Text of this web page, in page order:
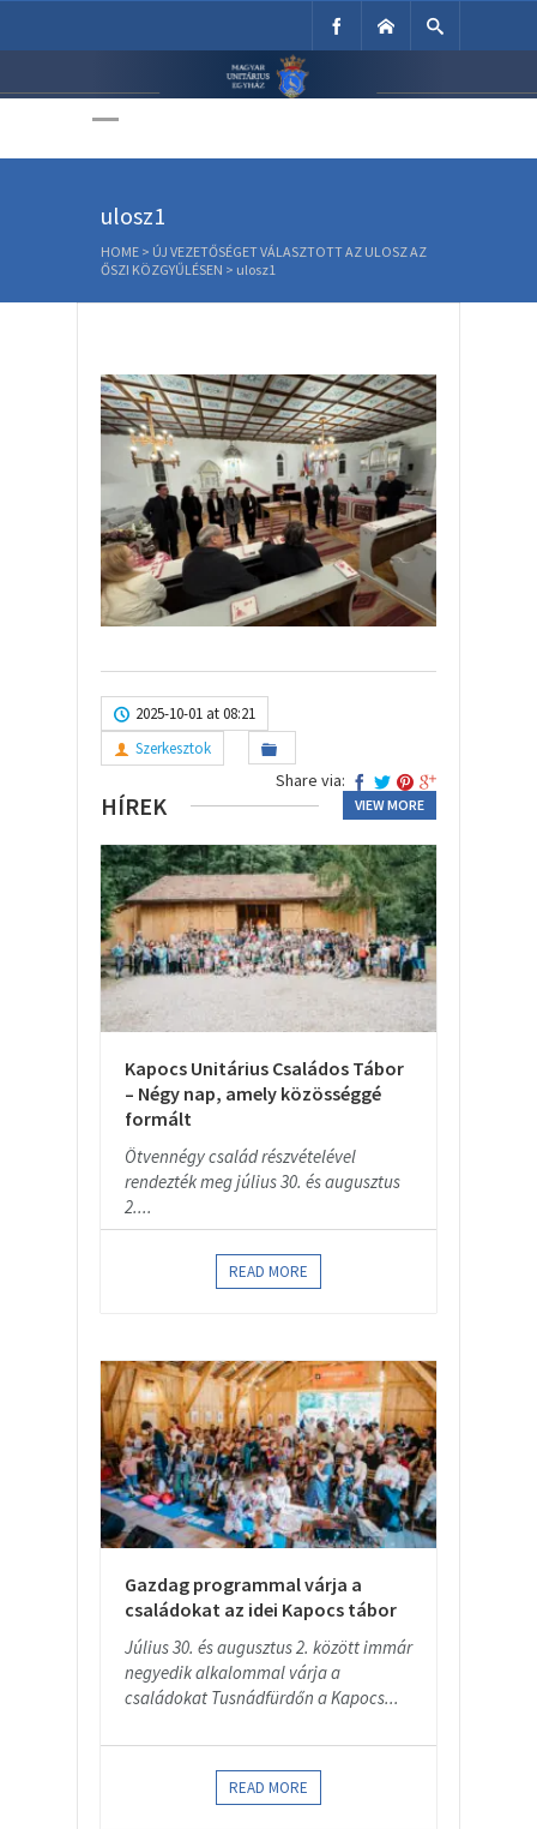
Unitárius Egyház
ulosz1
HOME > ÚJ VEZETŐSÉGET VÁLASZTOTT AZ ULOSZ AZ
ŐSZI KÖZGYŰLÉSEN > ulosz1
2025-10-01 at 08:21
Szerkesztok
Share via:
HÍREK VIEW MORE
Kapocs Unitárius Családos Tábor
– Négy nap, amely közösséggé
formált
Ötvennégy család részvételével
rendezték meg július 30. és augusztus
2....
READ MORE
Gazdag programmal várja a
családokat az idei Kapocs tábor
Július 30. és augusztus 2. között immár
negyedik alkalommal várja a
családokat Tusnádfürdőn a Kapocs...
READ MORE